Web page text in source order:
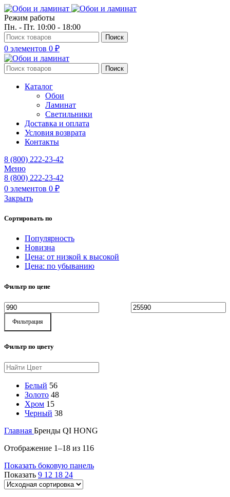
Режим работы
Пн. - Пт. 10:00 - 18:00
Поиск
0 элементов 0 ₽
Поиск
Каталог
Обои
Ламинат
Светильники
Доставка и оплата
Условия возврата
Контакты
8 (800) 222-23-42
Меню
8 (800) 222-23-42
0 элементов 0 ₽
Закрыть
Сортировать по
Популярность
Новизна
Цена: от низкой к высокой
Цена: по убыванию
Фильтр по цене
Фильтрация
Фильтр по цвету
Белый 56
Золото 48
Хром 15
Черный 38
Главная Бренды QI HONG
Отображение 1–18 из 116
Показать боковую панель
Показать 9 12 18 24